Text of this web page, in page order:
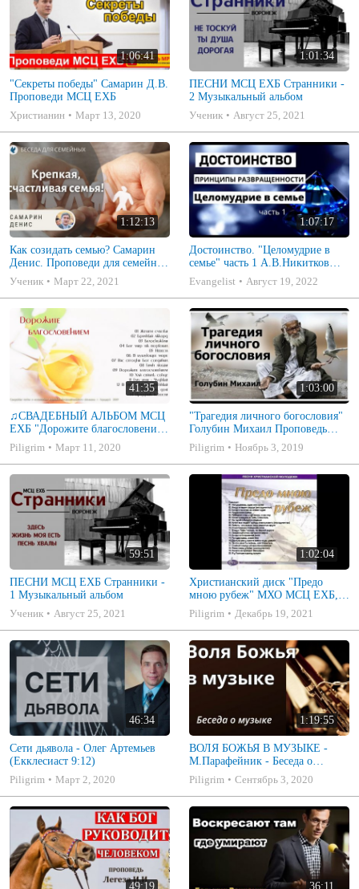
1:06:41
"Секреты победы" Самарин Д.В.
Проповеди МСЦ ЕХБ
Христианин
Март 13, 2020
1:01:34
ПЕСНИ МСЦ ЕХБ Странники -
2 Музыкальный альбом
Ученик
Август 25, 2021
1:12:13
Как созидать семью? Самарин
Денис. Проповеди для семейных
МСЦ ЕХБ
Ученик Март 22, 2021
1:07:17
Достоинство. "Целомудрие в
семье" часть 1 А.В.Никитков
Беседа для семейных МСЦ ЕХБ
Evangelist Август 19, 2022
41:35
♫СВАДЕБНЫЙ АЛЬБОМ МСЦ
ЕХБ "Дорожите благословением
- Христианские песни.
Музыкальный диск. Псалмы
Piligrim Март 11, 2020
1:03:00
"Трагедия личного богословия"
Голубин Михаил Проповедь
2019
Piligrim Ноябрь 3, 2019
59:51
ПЕСНИ МСЦ ЕХБ Странники -
1 Музыкальный альбом
Ученик
Август 25, 2021
1:02:04
Христианский диск "Предо
мною рубеж" МХО МСЦ ЕХБ,
музыкальный альбом, пение,
музыка
Piligrim Декабрь 19, 2021
46:34
Сети дьявола - Олег Артемьев
(Екклесиаст 9:12)
Piligrim
Март 2, 2020
1:19:55
ВОЛЯ БОЖЬЯ В МУЗЫКЕ -
М.Парафейник - Беседа о
музыке 2
Piligrim Сентябрь 3, 2020
49:19 36:11